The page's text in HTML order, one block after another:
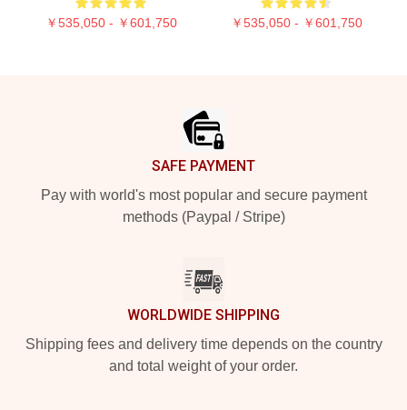
￥535,050 - ￥601,750 ￥535,050 - ￥601,750
SAFE PAYMENT
Pay with world's most popular and secure payment
methods (Paypal / Stripe)
WORLDWIDE SHIPPING
Shipping fees and delivery time depends on the country
and total weight of your order.